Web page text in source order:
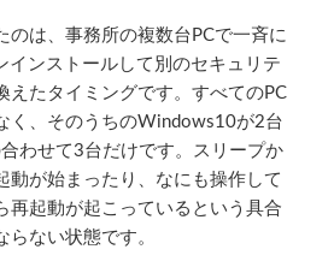
は、事務所の複数台PCで一斉に
インストールして別のセキュリテ
えたタイミングです。すべてのPC
く、そのうちのWindows10が2台
わせて3台だけです。スリープか
動が始まったり、なにも操作して
再起動が起こっているという具合
らない状態です。